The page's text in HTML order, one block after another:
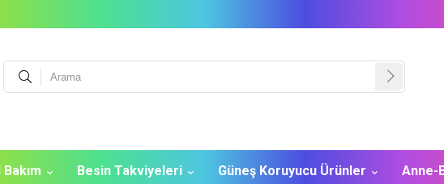
Besin Takviyeleri Güneş Koruyucu Ürünler Anne-